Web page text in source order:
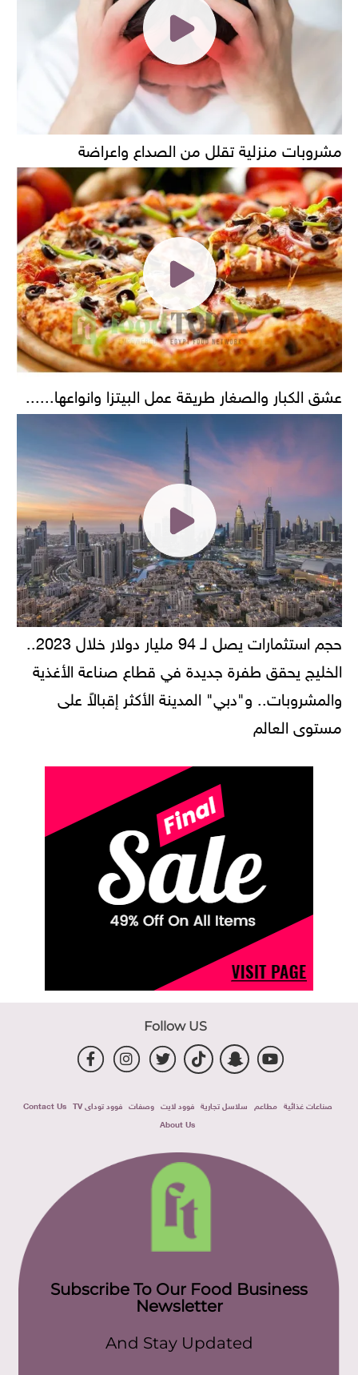
مشروبات منزلية تقلل من الصداع واعراضة
عشق الكبار والصغار طريقة عمل البيتزا وانواعها......
الخليج يحقق طفرة جديدة في قطاع صناعة الأغذية
والمشروبات.. و"دبي" المدينة الأكثر إقبالاً على
مستوى العالم
Follow US
صناعات غذائية مطاعم سلاسل تجارية فوود لايت وصفات فوود توداى TV
Contact Us
About Us
Subscribe To Our Food Business
Newsletter
And Stay Updated